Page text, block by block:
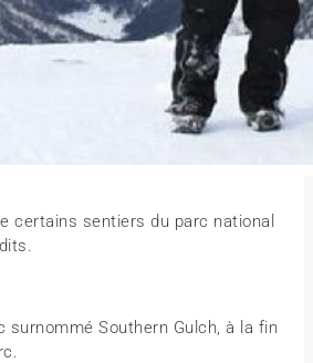
certains sentiers du parc national
Southern Gulch, à la fin